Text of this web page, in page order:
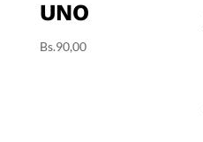
UNO
Bs.90,00